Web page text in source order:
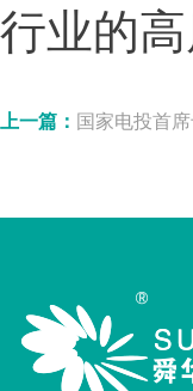
行业的
上一篇： 国家电投首席专